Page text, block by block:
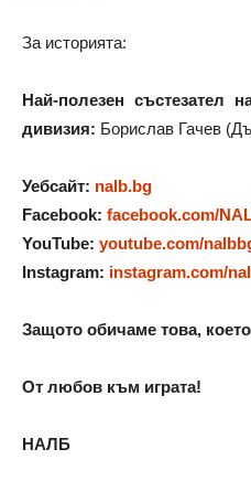
За историята:
Най-полезен състезател
дивизия: Борислав Гачев
Уебсайт: nalb.bg
Facebook: facebook.com/
YouTube: youtube.com/
Instagram: instagram.com/
Защото обичаме това,
От любов към играта!
НАЛБ